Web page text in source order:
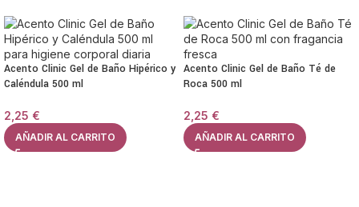
Acento Clinic Gel de Baño Hipérico y
Caléndula 500 ml
2,25 €
AÑADIR AL CARRITO
Acento Clinic Gel de Baño Té de
Roca 500 ml
2,25 €
AÑADIR AL CARRITO